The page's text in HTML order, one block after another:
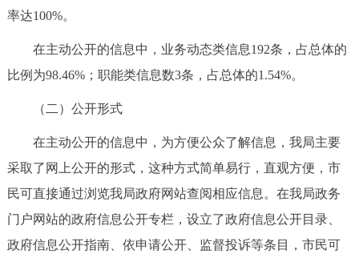
多语种
ENGLISH 한국어 日本語
ESPAÑOL العربية PORTUGUÊS
ITALIANO
率达100%。
在主动公开的信息中，业务动态类信息192条，占总体的
比例为98.46%；职能类信息数3条，占总体的1.54%。
（二）公开形式
在主动公开的信息中，为方便公众了解信息，我局主要
采取了网上公开的形式，这种方式简单易行，直观方便，市
民可直接通过浏览我局政府网站查阅相应信息。在我局政务
门户网站的政府信息公开专栏，设立了政府信息公开目录、
政府信息公开指南、依申请公开、监督投诉等条目，市民可